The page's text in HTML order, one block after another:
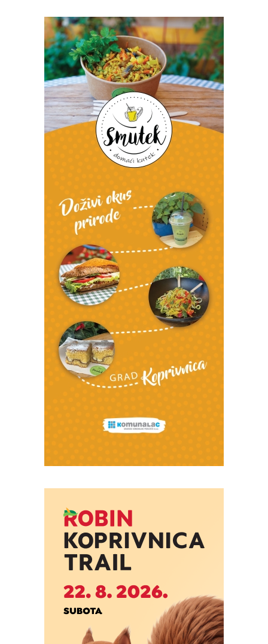
Foto: Marko Štefanov
Foto: Marko Štefanov
Foto: Marko Štefanov